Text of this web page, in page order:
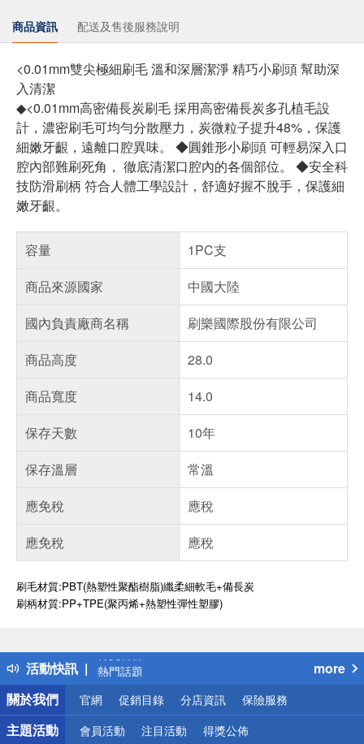
商品資訊 配送及售後服務說明
<0.01mm雙尖極細刷毛 溫和深層潔淨 精巧小刷頭 幫助深
入清潔
◆<0.01mm高密備長炭刷毛 採用高密備長炭多孔植毛設
計，濃密刷毛可均勻分散壓力，炭微粒子提升48%，保護
細嫩牙齦，遠離口腔異味。 ◆圓錐形小刷頭 可輕易深入口
腔內部難刷死角， 徹底清潔口腔內的各個部位。 ◆安全科
技防滑刷柄 符合人體工學設計，舒適好握不脫手，保護細
嫩牙齦。
容量
1PC支
商品來源國家
中國大陸
國內負責廠商名稱
刷樂國際股份有限公司
商品高度
28.0
商品寬度
14.0
保存天數
10年
保存溫層
常溫
應免稅
應稅
應免稅
應稅
刷毛材質:PBT(熱塑性聚酯樹脂)纖柔細軟毛+備長炭
刷柄材質:PP+TPE(聚丙烯+熱塑性彈性塑膠)
活動快訊
得獎公告
熱門話題
銀行優惠
偏遠地區配送
詐騙網頁！請小心！
more
關於我們
官網 促銷目錄 分店資訊 保險服務
主題活動 會員活動 注目活動 得獎公佈